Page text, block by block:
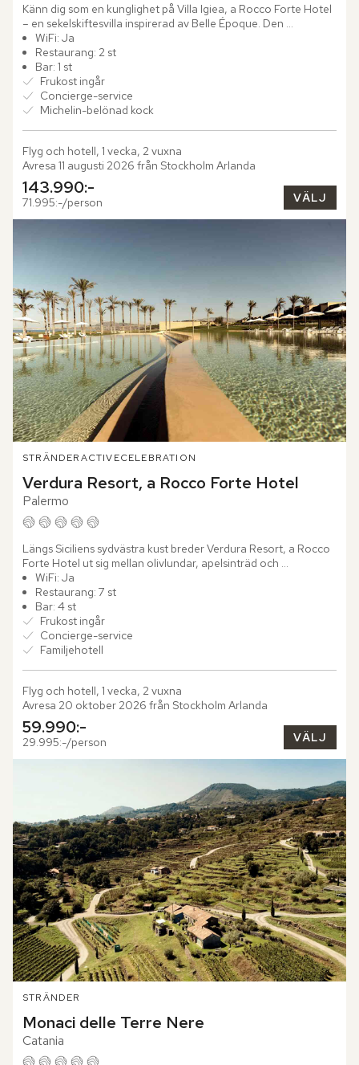
Känn dig som en kunglighet på Villa Igiea, a Rocco Forte Hotel
– en sekelskiftesvilla inspirerad av Belle Époque. Den
majestätiska byggnaden uppfördes av den inflytelserika...
WiFi: Ja
Restaurang: 2 st
Bar: 1 st
Frukost ingår
Concierge-service
Michelin-belönad kock
Flyg och hotell, 1 vecka, 2 vuxna
Avresa 11 augusti 2026 från Stockholm Arlanda
143.990:-
71.995:-/person VÄLJ
STRÄNDERACTIVECELEBRATION
Verdura Resort, a Rocco Forte Hotel
Palermo
Längs Siciliens sydvästra kust breder Verdura Resort, a Rocco
Forte Hotel ut sig mellan olivlundar, apelsinträd och
Medelhavets djupblå vatten. Redan vid ankomsten känns
platsens...
WiFi: Ja
Restaurang: 7 st
Bar: 4 st
Frukost ingår
Concierge-service
Familjehotell
Flyg och hotell, 1 vecka, 2 vuxna
Avresa 20 oktober 2026 från Stockholm Arlanda
59.990:-
29.995:-/person VÄLJ
STRÄNDER
Monaci delle Terre Nere
Catania